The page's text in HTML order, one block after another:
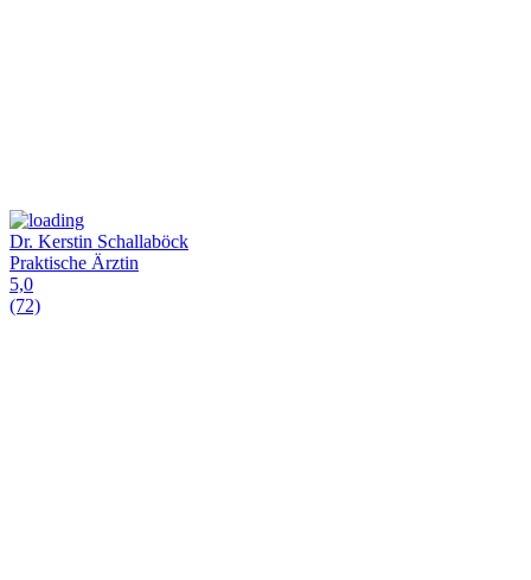
Dr. Kerstin Schallaböck
Praktische Ärztin
5,0
(72)